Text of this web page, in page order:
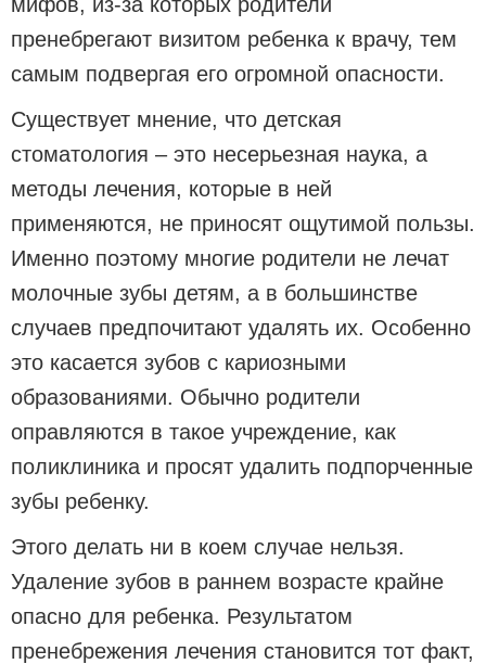
пренебрегают визитом ребенка к врачу, тем
самым подвергая его огромной опасности.
Существует мнение, что детская
стоматология – это несерьезная наука, а
методы лечения, которые в ней
применяются, не приносят ощутимой пользы.
Именно поэтому многие родители не лечат
молочные зубы детям, а в большинстве
случаев предпочитают удалять их. Особенно
это касается зубов с кариозными
образованиями. Обычно родители
оправляются в такое учреждение, как
поликлиника и просят удалить подпорченные
зубы ребенку.
Этого делать ни в коем случае нельзя.
Удаление зубов в раннем возрасте крайне
опасно для ребенка. Результатом
пренебрежения лечения становится тот факт,